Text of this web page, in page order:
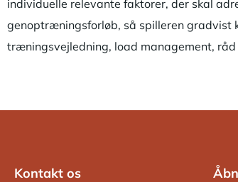
individuelle relevante faktorer, der skal
genoptræningsforløb, så spilleren gradvist
træningsvejledning, load management, råd
Kontakt os